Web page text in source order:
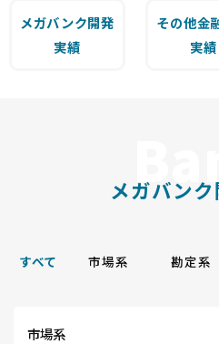
メガバンク開発
実績
その他金
実績
メガバン
すべて 市場系 勘定系
市場系